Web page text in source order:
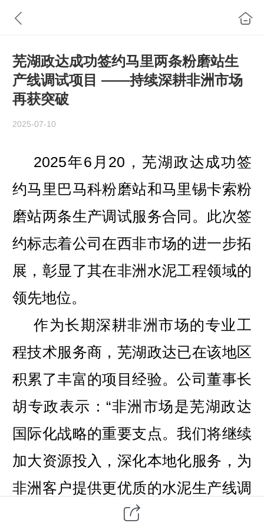
芜湖政达成功签约马里两条粉磨站生
产线调试项目 ——持续深耕非洲市场
再获突破
2025-07-10
2025年6月20，芜湖政达成功签
约马里巴马科粉磨站和马里锡卡索粉
磨站两条生产调试服务合同。此次签
约标志着公司在西非市场的进一步拓
展，彰显了其在非洲水泥工程领域的
领先地位。
作为长期深耕非洲市场的专业工
程技术服务商，芜湖政达已在该地区
积累了丰富的项目经验。公司董事长
胡专政表示：“非洲市场是芜湖政达
国际化战略的重要支点。我们将继续
加大资源投入，深化本地化服务，为
非洲客户提供更优质的水泥生产线调
试和技术支持服务，实现与非洲合作